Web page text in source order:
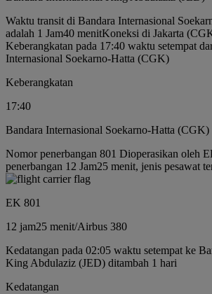
Waktu transit di Bandara Internasional
adalah 1 Jam40 menitKoneksi di Jakarta
Keberangkatan pada 17:40 waktu setempat
Internasional Soekarno-Hatta (CGK)
Keberangkatan
17:40
Bandara Internasional Soekarno-Hatta (CGK)
Nomor penerbangan 801 Dioperasikan oleh
penerbangan 12 Jam25 menit, jenis pesawat
EK 801
12 jam25 menit/Airbus 380
Kedatangan pada 02:05 waktu setempat ke
King Abdulaziz (JED) ditambah 1 hari
Kedatangan